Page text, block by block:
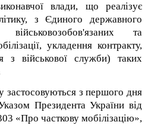
влади, що реалізує
з Єдиного державного
військовозобов'язаних та
укладення контракту,
з військової служби) таких
застосовуються з першого дня
Президента України від
«Про часткову мобілізацію»,